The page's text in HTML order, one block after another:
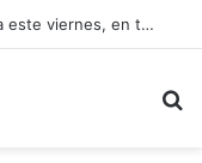
Un descenso de la temperatura llega este viernes, en torno a los 13°C